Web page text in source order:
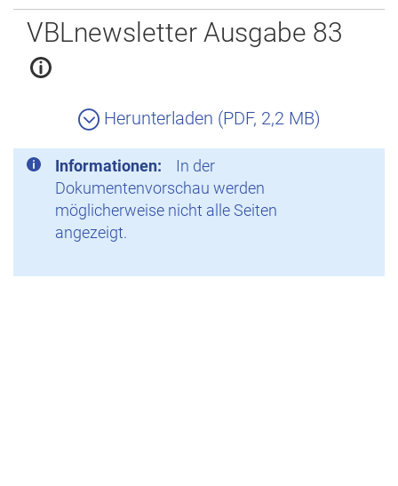
Zurück
VBLnewsletter Ausgabe 83
Herunterladen (PDF, 2,2 MB)
Informationen:
In der
Dokumentenvorschau werden
möglicherweise nicht alle Seiten
angezeigt.